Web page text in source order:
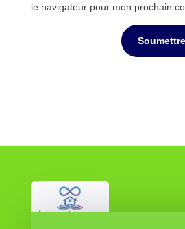
le navigateur pour mon prochain